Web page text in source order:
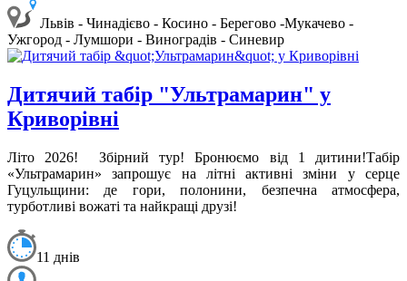
Львів - Чинадієво - Косино - Берегово -Мукачево -
Ужгород - Лумшори - Виноградів - Синевир
Дитячий табір "Ультрамарин" у
Криворівні
Літо 2026! Збірний тур! Бронюємо від 1 дитини!Табір
«Ультрамарин» запрошує на літні активні зміни у серце
Гуцульщини: де гори, полонини, безпечна атмосфера,
турботливі вожаті та найкращі друзі!
11 днів